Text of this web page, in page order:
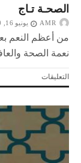
الصحـة تـاج
AMR يونيو 16, 2020
من أعظم النعم بعد
نعمة الصحة
التعليقاتعلى
الصحـة
مغلقة